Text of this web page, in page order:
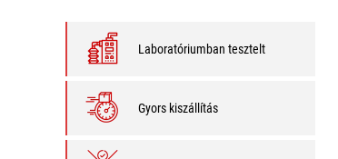
Laboratóriumban tesztelt
Gyors kiszállítás